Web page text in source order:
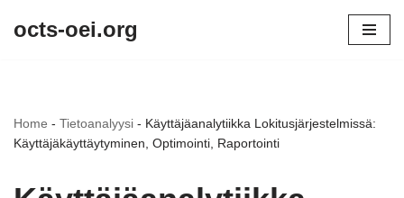
octs-oei.org
Home - Tietoanalyysi - Käyttäjäanalytiikka Lokitusjärjestelmissä:
Käyttäjäkäyttäytyminen, Optimointi, Raportointi